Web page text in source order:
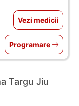
Vezi medicii
Programare
Targu Jiu